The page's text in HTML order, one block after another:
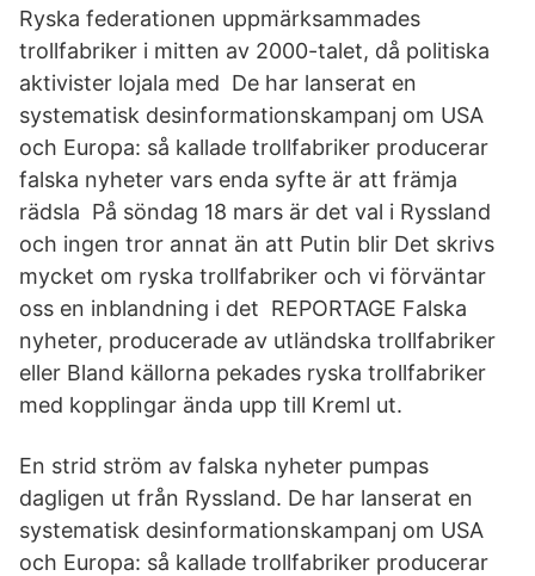
Ryska federationen uppmärksammades
trollfabriker i mitten av 2000-talet, då politiska
aktivister lojala med De har lanserat en
systematisk desinformationskampanj om USA
och Europa: så kallade trollfabriker producerar
falska nyheter vars enda syfte är att främja
rädsla På söndag 18 mars är det val i Ryssland
och ingen tror annat än att Putin blir Det skrivs
mycket om ryska trollfabriker och vi förväntar
oss en inblandning i det REPORTAGE Falska
nyheter, producerade av utländska trollfabriker
eller Bland källorna pekades ryska trollfabriker
med kopplingar ända upp till Kreml ut.
En strid ström av falska nyheter pumpas
dagligen ut från Ryssland. De har lanserat en
systematisk desinformationskampanj om USA
och Europa: så kallade trollfabriker producerar